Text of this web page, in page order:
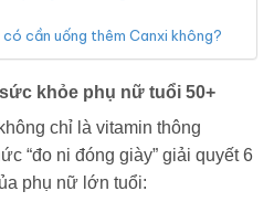
cần uống thêm Canxi không?
khỏe phụ nữ tuổi 50+
chỉ là vitamin thông
“đo ni đóng giày” giải quyết 6
phụ nữ lớn tuổi: